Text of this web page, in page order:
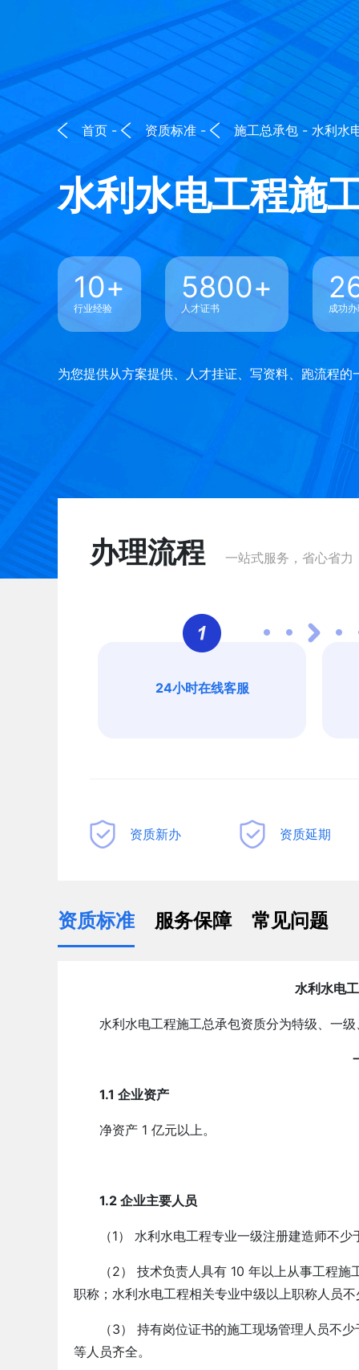
首页 - 资质标准- 施工总承包- 水利水
水利水电工程施
10+
行业经验
5800+
人才证书 成功
为您提供从方案提供、人才挂证、写资料、跑流程的
办理流程 一站式服务，省心省力
24小时在线客服
资质新办 资质延期
资质标准 服务保障 常见问题
水利水电
水利水电工程施工总承包资质分为特级、一
1.1 企业资产
净资产 1 亿元以上。
1.2 企业主要人员
（1） 水利水电工程专业一级注册建造师不少
（2） 技术负责人具有 10 年以上从事工程
职称；水利水电工程相关专业中级以上职称人员
（3） 持有岗位证书的施工现场管理人员不
等人员齐全。